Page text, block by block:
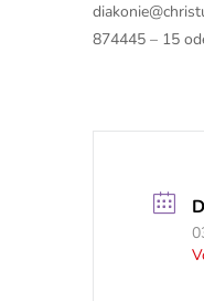
874445 – 15